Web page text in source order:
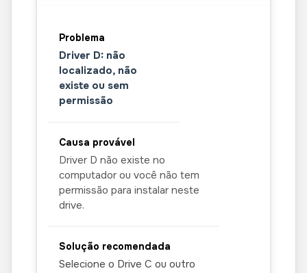
Driver D: não
localizado, não
existe ou sem
permissão
Driver D não existe no
computador ou você não tem
permissão para instalar neste
drive.
Selecione o Drive C ou outro